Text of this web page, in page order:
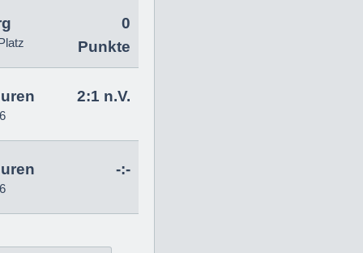
0
Punkte
2:1 n.V.
-:-